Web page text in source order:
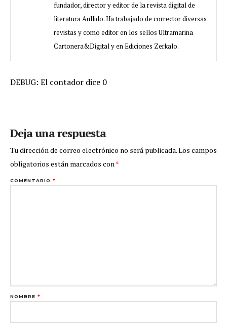
fundador, director y editor de la revista digital de
literatura Aullido. Ha trabajado de corrector diversas
revistas y como editor en los sellos Ultramarina
Cartonera&Digital y en Ediciones Zerkalo.
DEBUG: El contador dice 0
Deja una respuesta
Tu dirección de correo electrónico no será publicada.Los campos
obligatorios están marcados con*
COMENTARIO *
NOMBRE *